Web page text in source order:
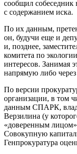
сообщил собеседник
с содержанием иска.
По их данным,
он, будучи еще и
и, позднее,
комитета по
интересов. Занимая
напрямую либо
По версии
организации, в том
данным СПАРК,
Верзилина (у
«доверенным лицом»
Совокупную
Генпрокуратура